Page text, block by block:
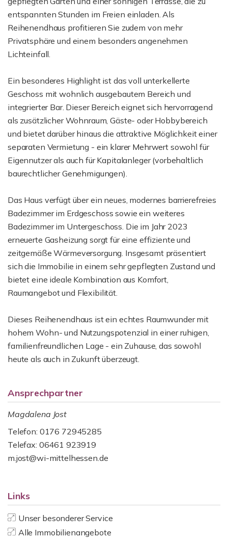
entspannten Stunden im Freien einladen. Als
Reihenendhaus profitieren Sie zudem von mehr
Privatsphäre und einem besonders angenehmen
Lichteinfall.
Ein besonderes Highlight ist das voll unterkellerte
Geschoss mit wohnlich ausgebautem Bereich und
integrierter Bar. Dieser Bereich eignet sich hervorragend
als zusätzlicher Wohnraum, Gäste- oder Hobbybereich
und bietet darüber hinaus die attraktive Möglichkeit einer
separaten Vermietung - ein klarer Mehrwert sowohl für
Eigennutzer als auch für Kapitalanleger (vorbehaltlich
baurechtlicher Genehmigungen).
Das Haus verfügt über ein neues, modernes barrierefreies
Badezimmer im Erdgeschoss sowie ein weiteres
Badezimmer im Untergeschoss. Die im Jahr 2023
erneuerte Gasheizung sorgt für eine effiziente und
zeitgemäße Wärmeversorgung. Insgesamt präsentiert
sich die Immobilie in einem sehr gepflegten Zustand und
bietet eine ideale Kombination aus Komfort,
Raumangebot und Flexibilität.
Dieses Reihenendhaus ist ein echtes Raumwunder mit
hohem Wohn- und Nutzungspotenzial in einer ruhigen,
familienfreundlichen Lage - ein Zuhause, das sowohl
heute als auch in Zukunft überzeugt.
Ansprechpartner
Magdalena Jost
Telefon: 0176 72945285
Telefax: 06461 923919
m.jost@wi-mittelhessen.de
Links
Unser besonderer Service
Alle Immobilienangebote